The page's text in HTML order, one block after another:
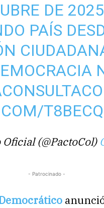
DE
PAÍS
(@PactoCol)
- Patrocinado -